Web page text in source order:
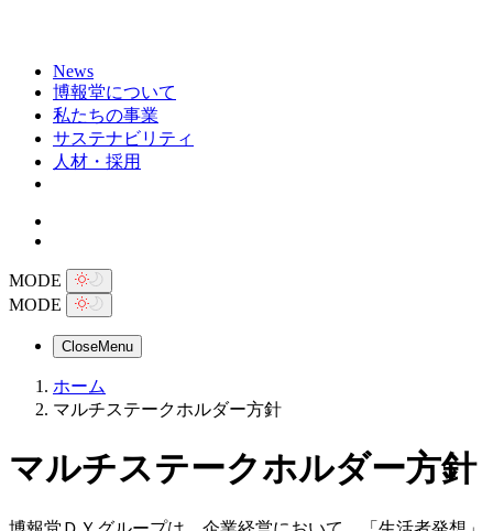
News
博報堂について
私たちの事業
サステナビリティ
人材・採用
MODE
MODE
CloseMenu
ホーム
マルチステークホルダー方針
マルチステークホルダー方針